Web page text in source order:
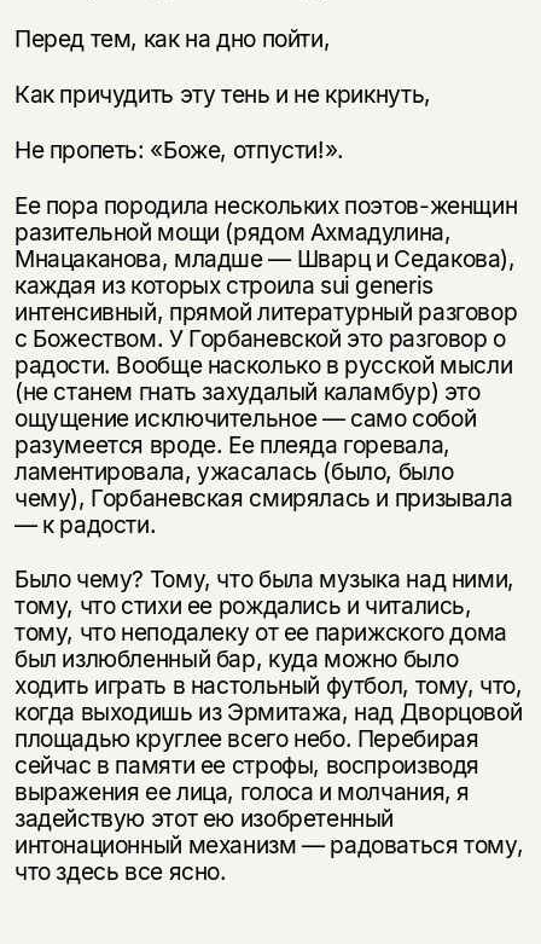
Перед тем, как на дно пойти,
Как причудить эту тень и не крикнуть,
Не пропеть: «Боже, отпусти!».
Ее пора породила нескольких поэтов-женщин
разительной мощи (рядом Ахмадулина,
Мнацаканова, младше — Шварц и Седакова),
каждая из ко­торых строила sui generis
интенсивный, прямой литературный разговор
с Божеством. У Горбаневской это разговор о
радости. Вообще насколько в русской мысли
(не станем гнать захудалый каламбур) это
ощущение исключительное — само собой
разумеется вроде. Ее плеяда горевала,
ламентировала, ужасалась (было, было
чему), Горбаневская смирялась и призы­вала
— к радости.
Было чему? Тому, что была музыка над ними,
тому, что стихи ее рожда­лись и читались,
тому, что неподалеку от ее парижского дома
был излюблен­ный бар, куда можно было
ходить играть в настольный футбол, тому, что,
ко­гда выходишь из Эрмитажа, над Дворцовой
площадью круглее всего небо. Перебирая
сейчас в памяти ее строфы, воспроизводя
выражения ее лица, го­лоса и молчания, я
задействую этот ею изобретенный
интонационный меха­низм — радоваться тому,
что здесь все ясно.